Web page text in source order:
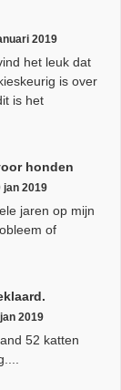
2019
het leuk dat
is over
is het
honden
jan 2019
jaren op mijn
of
2019
52 katten